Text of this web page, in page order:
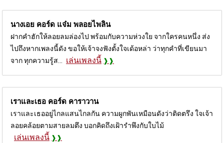
นางเอย คอร์ด แจ๋ม พลอยไพลิน
ฝากคำฮักให้ลอยลมล่องไป พร้อมกับความห่วงใย จากใครคนหนึ่ง ส่ง
ไปถึงหากเพลงนี้ดัง ขอให้เจ้าจงฟังตั้งใจเด้อหล่า ว่าทุกคำที่เขียนมา
จาก ทุกความรู้ส... เล่นเพลงนี้
เราและเธอ คอร์ด คาราวาน
เราและเธออยู่ไกลแสนไกลกัน ความผูกพันเหมือนดังว่าติดตรึง ใจเจ้า
ลอยคล้อยตามสายลมตึง บอกคิดถึงเฝ้ารำพึงกับใบไม้
เล่นเพลงนี้